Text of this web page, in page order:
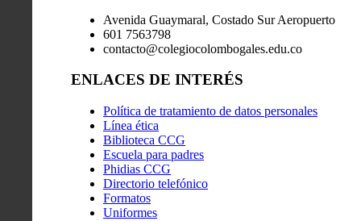
Avenida Guaymaral, Costado Sur Aeropuerto
601 7563798
contacto@colegiocolombogales.edu.co
ENLACES DE INTERÉS
Política de tratamiento de datos personales
Línea ética
Biblioteca CCG
Escuela para padres
Phidias CCG
Directorio telefónico
Formatos
Uniformes